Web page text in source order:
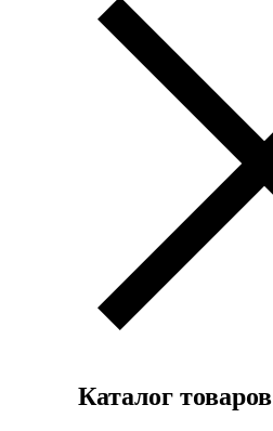
Каталог товаров